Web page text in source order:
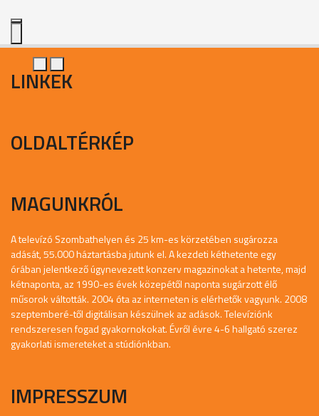
LINKEK
OLDALTÉRKÉP
MAGUNKRÓL
A televízó Szombathelyen és 25 km-es körzetében sugározza
adását, 55.000 háztartásba jutunk el. A kezdeti kéthetente egy
órában jelentkező úgynevezett konzerv magazinokat a hetente, majd
kétnaponta, az 1990-es évek közepétől naponta sugárzott élő
műsorok váltották. 2004 óta az interneten is elérhetők vagyunk. 2008
szeptemberé-től digitálisan készülnek az adások. Televíziónk
rendszeresen fogad gyakornokokat. Évről évre 4-6 hallgató szerez
gyakorlati ismereteket a stúdiónkban.
IMPRESSZUM